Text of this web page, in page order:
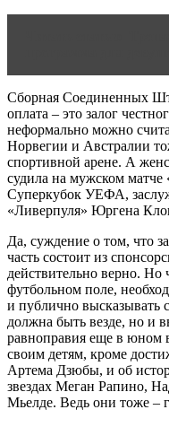
Сборная Соединенных
оплата – это залог
неформально можно
Норвегии и Австралии
спортивной арене. А
судила на мужском матче
Суперкубок УЕФА,
«Ливерпуля» Юргена
Да, суждение о том, что
часть состоит из
действительно верно. Но
футбольном поле,
и публично высказывать
должна быть везде, но и
равноправия еще в юном
своим детям, кроме
Артема Дзюбы, и об
звездах Меган Рапино,
Мьелде. Ведь они тоже –